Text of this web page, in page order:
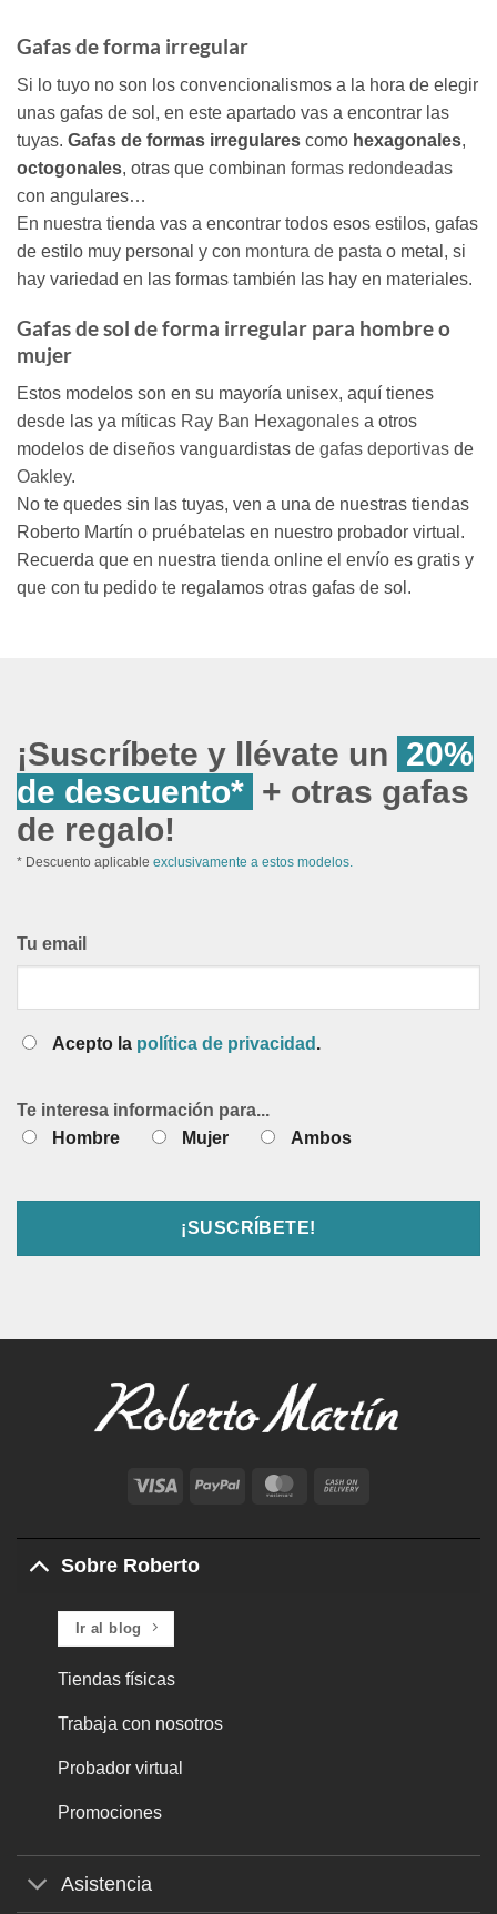
Gafas de forma irregular
Si lo tuyo no son los convencionalismos a la hora de elegir
unas gafas de sol, en este apartado vas a encontrar las
tuyas. Gafas de formas irregulares como hexagonales,
octogonales, otras que combinan formas redondeadas
con angulares…
En nuestra tienda vas a encontrar todos esos estilos, gafas
de estilo muy personal y con montura de pasta o metal, si
hay variedad en las formas también las hay en materiales.
Gafas de sol de forma irregular para hombre o
mujer
Estos modelos son en su mayoría unisex, aquí tienes
desde las ya míticas Ray Ban Hexagonales a otros
modelos de diseños vanguardistas de gafas deportivas de
Oakley.
No te quedes sin las tuyas, ven a una de nuestras tiendas
Roberto Martín o pruébatelas en nuestro probador virtual.
Recuerda que en nuestra tienda online el envío es gratis y
que con tu pedido te regalamos otras gafas de sol.
¡Suscríbete y llévate un 20%
de descuento* + otras gafas
de regalo!
* Descuento aplicable exclusivamente a estos modelos.
Tu email
Acepto la política de privacidad .
Te interesa información para...
Hombre
Mujer Ambos
Visa PayPal MasterCard
Delivery
Sobre Roberto
Ir al blog
Tiendas físicas
Trabaja con nosotros
Probador virtual
Promociones
Asistencia